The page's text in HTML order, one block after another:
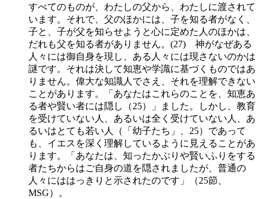
すべてのものが、わたしの父から、わたしに渡されて
います。それで、父のほかには、子を知る者がなく、
子と、子が父を知らせようと心に定めた人のほかは、
だれも父を知る者がありません。(27) 神がなぜある
人々には御自身を現し、ある人々には現さないのかは
謎です。それは決して知恵や学識に基づくものではあ
りません。偉大な知識人でさえ、それを理解できない
ことがあります。「あなたはこれらのことを、知恵あ
る者や賢い者には隠し（25）」ました。しかし、教育
を受けていない人、あるいは全く受けていない人、あ
るいはとても若い人（「幼子たち」、25）であって
も、イエスを深く理解しているように見えることがあ
ります。「あなたは、知ったかぶりや賢いふりをする
者たちからはご自身の道を隠されましたが、普通の
人々にははっきりと示されたのです」（25節、
MSG）。